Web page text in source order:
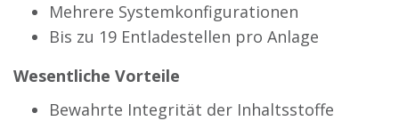
Mehrere Systemkonfigurationen
Bis zu 19 Entladestellen pro Anlage
Wesentliche Vorteile
Bewahrte Integrität der Inhaltsstoffe